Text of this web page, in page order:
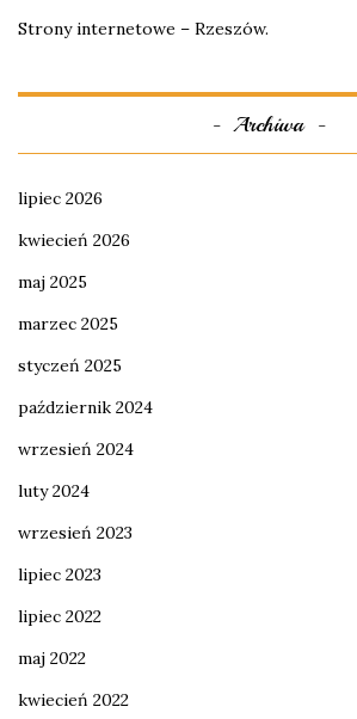
Strony internetowe – Rzeszów.
Archiwa
lipiec 2026
kwiecień 2026
maj 2025
marzec 2025
styczeń 2025
październik 2024
wrzesień 2024
luty 2024
wrzesień 2023
lipiec 2023
lipiec 2022
maj 2022
kwiecień 2022